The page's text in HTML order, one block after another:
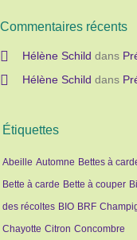
Commentaires récents
Hélène Schild dans
Hélène Schild dans
Étiquettes
Abeille Automne Bettes à
Bette à carde Bette à couper
des récoltes BIO BRF
Chayotte Citron Concombre